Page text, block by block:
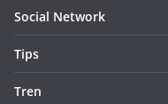
Social Network
Tips
Tren